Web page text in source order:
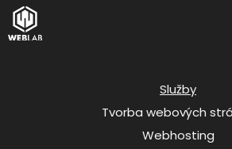
Služby
Tvorba webových
Webhosting